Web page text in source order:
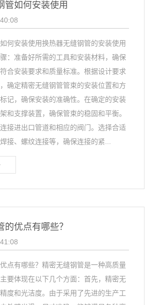
管如何安装使用
何安装使用换热器无缝钢管的安装使用
：准备好所需的工具和安装材料，确保
合安装要求和质量标准。根据设计要求
确定精密无缝钢管管束的安装位置和方
记，确保安装的准确性。在确定的安装
和支撑装置，确保管束的稳固和平衡。
接进出口管道和相应的阀门。选择合适
接、螺纹连接等，确保连接的紧...
的优点有哪些？
点有哪些？精密无缝钢管是一种高质量
要体现在以下几个方面：首先，精密无
度和光洁度。由于采用了先进的生产工